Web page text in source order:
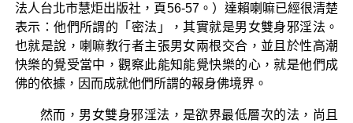
法人台北市慧炬出版社，頁56-57。）達賴喇嘛已經很清楚
表示：他們所謂的「密法」，其實就是男女雙身邪淫法。
也就是說，喇嘛教行者主張男女兩根交合，並且於性高潮
快樂的覺受當中，觀察此能知能覺快樂的心，就是他們成
佛的依據，因而成就他們所謂的報身佛境界。
然而，男女雙身邪淫法，是欲界最低層次的法，尚且